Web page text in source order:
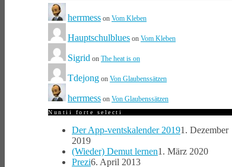
herrmess on Vom Kleben
Hauptschulblues on Vom Kleben
Sigrid on The heat is on
Tdejong on Von Glaubenssätzen
herrmess on Von Glaubenssätzen
Nuntii forte selecti
Der App-ventskalender 20191. Dezember
2019
(Wieder) Demut lernen1. März 2020
Prezi6. April 2013